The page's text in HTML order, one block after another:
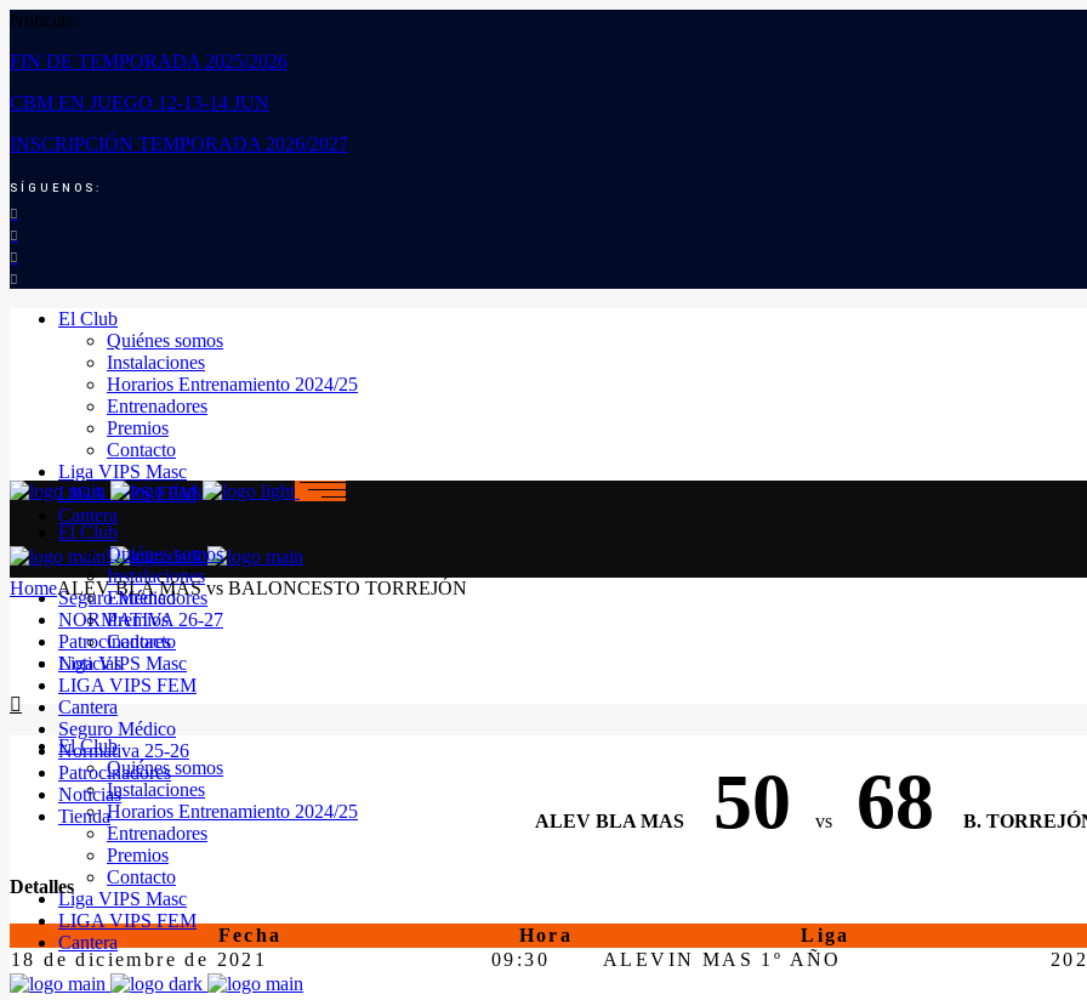
Noticias:
FIN DE TEMPORADA 2025/2026
CBM EN JUEGO 12-13-14 JUN
INSCRIPCIÓN TEMPORADA 2026/2027
SÍGUENOS:
El Club
Quiénes somos
Instalaciones
Horarios Entrenamiento 2024/25
Entrenadores
Premios
Contacto
Liga VIPS Masc
LIGA VIPS FEM
Cantera
Seguro Médico
NORMATIVA 26-27
Patrocinadores
Noticias
El Club
Quiénes somos
Instalaciones
Horarios Entrenamiento 2024/25
Entrenadores
Premios
Contacto
Liga VIPS Masc
LIGA VIPS FEM
Cantera
El Club
Quiénes somos
Instalaciones
Entrenadores
Premios
Contacto
Liga VIPS Masc
LIGA VIPS FEM
Cantera
Seguro Médico
Normativa 25-26
Patrocinadores
Noticias
Tienda
HomeALEV BLA MAS vs BALONCESTO TORREJÓN
ALEV BLA MAS 50 vs 68 B.
Detalles
Fecha Hora Liga
18 de diciembre de 2021
09:30 ALEVIN MAS 1º AÑO